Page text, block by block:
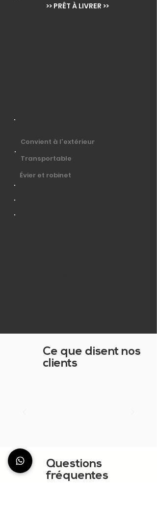
>> PRÊT À LIVRER >>
Convient à l'extérieur
Transportable
Évier et robinet
Ce que disent nos
clients
Questions
fréquentes